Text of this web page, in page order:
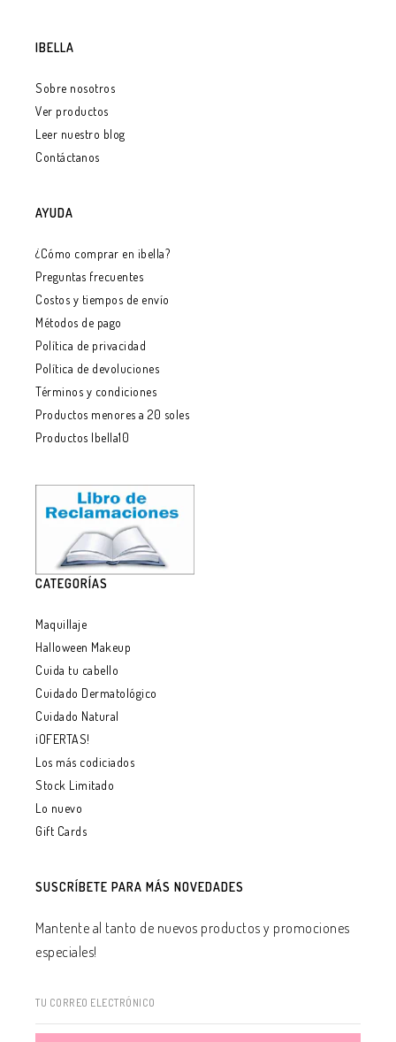
IBELLA
Sobre nosotros
Ver productos
Leer nuestro blog
Contáctanos
AYUDA
¿Cómo comprar en ibella?
Preguntas frecuentes
Costos y tiempos de envío
Métodos de pago
Política de privacidad
Política de devoluciones
Términos y condiciones
Productos menores a 20 soles
Productos Ibella10
CATEGORÍAS
Maquillaje
Halloween Makeup
Cuida tu cabello
Cuidado Dermatológico
Cuidado Natural
¡OFERTAS!
Los más codiciados
Stock Limitado
Lo nuevo
Gift Cards
SUSCRÍBETE PARA MÁS NOVEDADES
Mantente al tanto de nuevos productos y promociones
especiales!
TU CORREO ELECTRÓNICO